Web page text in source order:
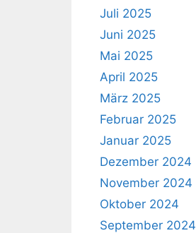
Juli 2025
Juni 2025
Mai 2025
April 2025
März 2025
Februar 2025
Januar 2025
Dezember 2024
November 2024
Oktober 2024
September 2024